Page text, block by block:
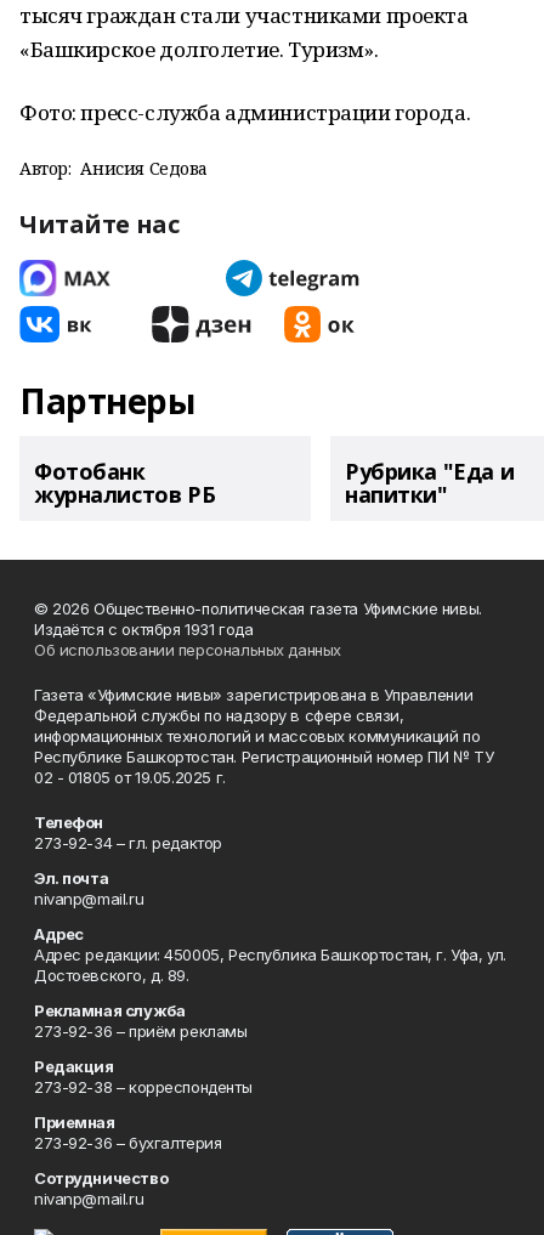
тысяч граждан стали участниками проекта
«Башкирское долголетие. Туризм».
Фото: пресс-служба администрации города.
Автор: Анисия Седова
Читайте нас
Партнеры
Фотобанк
журналистов РБ
Рубрика "Еда и
напитки"
© 2026 Общественно-политическая газета Уфимские нивы.
Издаётся с октября 1931 года
Об использовании персональных данных
Газета «Уфимские нивы» зарегистрирована в Управлении
Федеральной службы по надзору в сфере связи,
информационных технологий и массовых коммуникаций по
Республике Башкортостан. Регистрационный номер ПИ № ТУ
02 - 01805 от 19.05.2025 г.
Телефон
273-92-34 – гл. редактор
Эл. почта
nivanp@mail.ru
Адрес
Адрес редакции: 450005, Республика Башкортостан, г. Уфа, ул.
Достоевского, д. 89.
Рекламная служба
273-92-36 – приём рекламы
Редакция
273-92-38 – корреспонденты
Приемная
273-92-36 – бухгалтерия
Сотрудничество
nivanp@mail.ru